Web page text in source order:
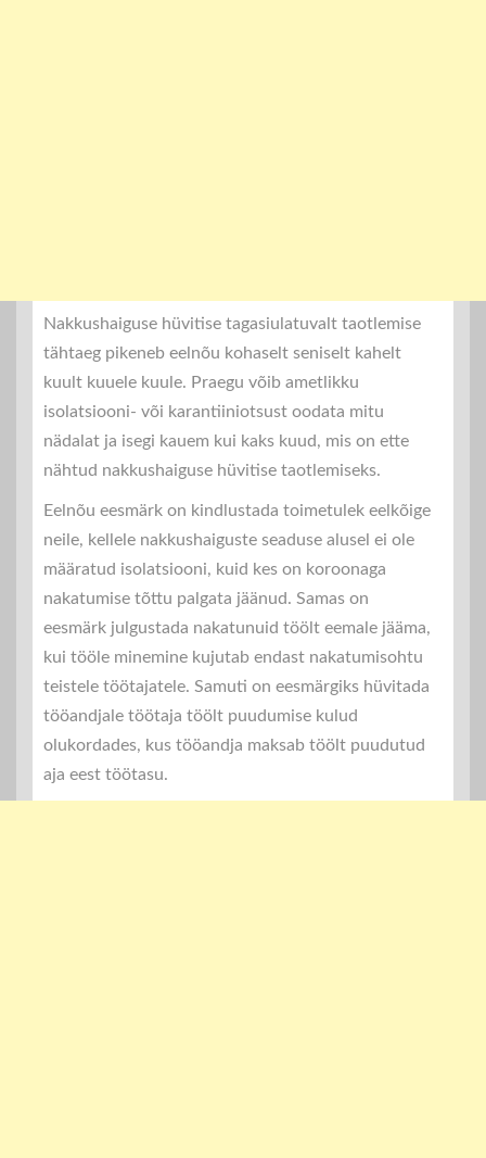
Nakkushaiguse hüvitise tagasiulatuvalt taotlemise
tähtaeg pikeneb eelnõu kohaselt seniselt kahelt
kuult kuuele kuule. Praegu võib ametlikku
isolatsiooni- või karantiiniotsust oodata mitu
nädalat ja isegi kauem kui kaks kuud, mis on ette
nähtud nakkushaiguse hüvitise taotlemiseks.
Eelnõu eesmärk on kindlustada toimetulek eelkõige
neile, kellele nakkushaiguste seaduse alusel ei ole
määratud isolatsiooni, kuid kes on koroonaga
nakatumise tõttu palgata jäänud. Samas on
eesmärk julgustada nakatunuid töölt eemale jääma,
kui tööle minemine kujutab endast nakatumisohtu
teistele töötajatele. Samuti on eesmärgiks hüvitada
tööandjale töötaja töölt puudumise kulud
olukordades, kus tööandja maksab töölt puudutud
aja eest töötasu.